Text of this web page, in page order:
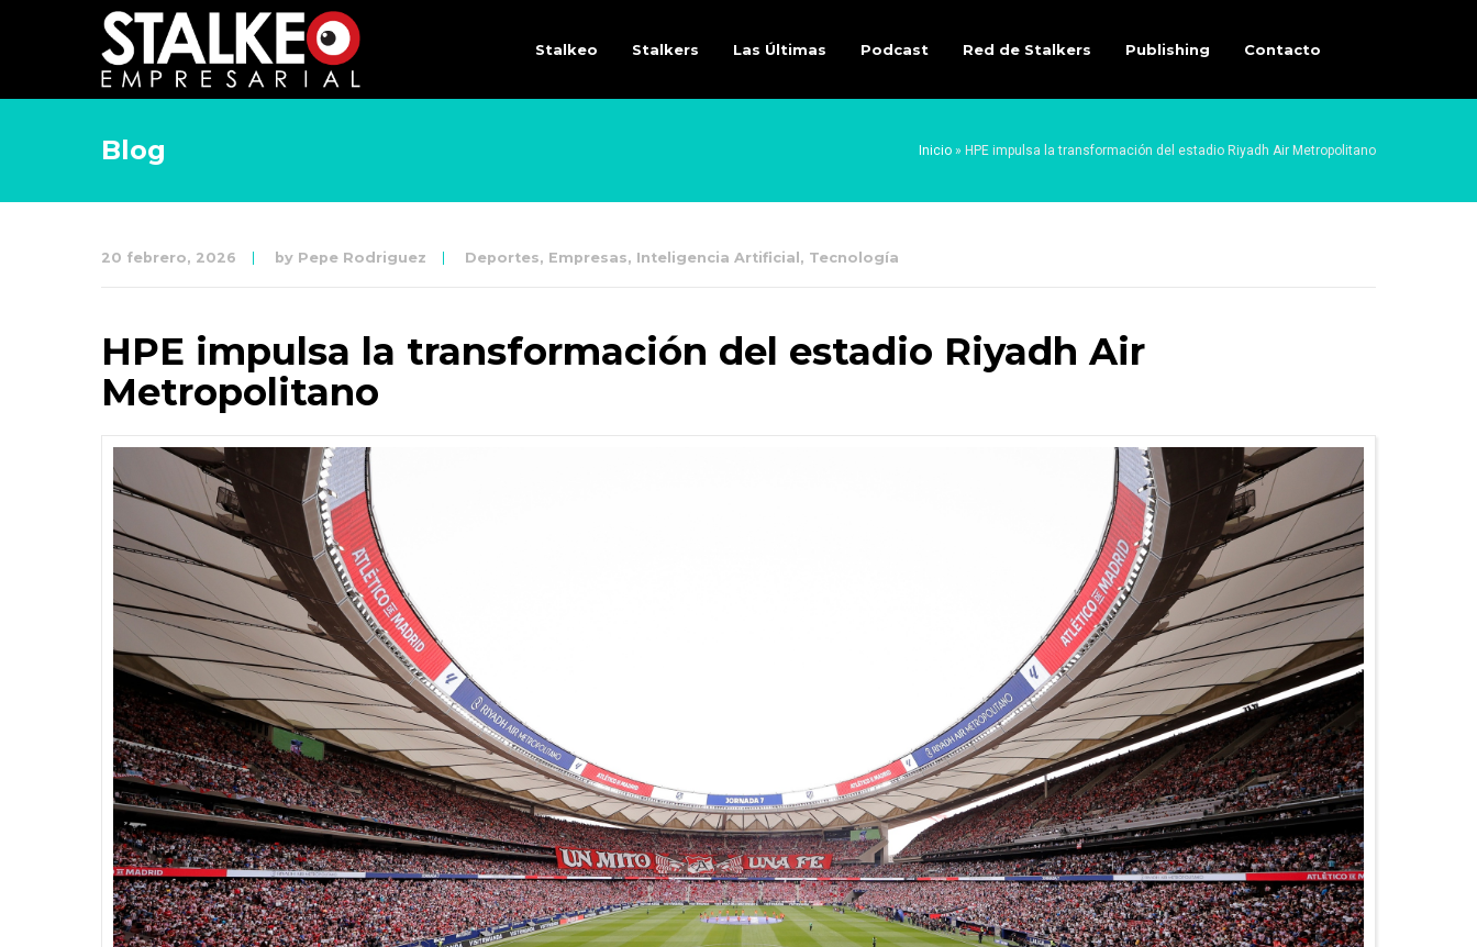
Stalkeo Stalkers Las Últimas Podcast Red de Stalkers Publishing Contacto
Blog Inicio » HPE impulsa la transformación del estadio Riyadh Air Metropolitano
20 febrero, 2026 by Pepe Rodriguez Deportes, Empresas, Inteligencia Artificial , Tecnología
HPE impulsa la transformación del estadio Riyadh Air
Metropolitano